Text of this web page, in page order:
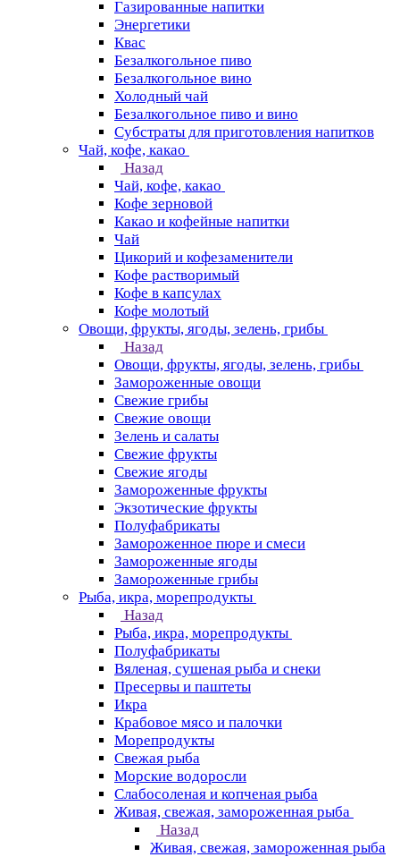
Газированные напитки
Энергетики
Квас
Безалкогольное пиво
Безалкогольное вино
Холодный чай
Безалкогольное пиво и вино
Субстраты для приготовления напитков
Чай, кофе, какао
Назад
Чай, кофе, какао
Кофе зерновой
Какао и кофейные напитки
Чай
Цикорий и кофезаменители
Кофе растворимый
Кофе в капсулах
Кофе молотый
Овощи, фрукты, ягоды, зелень, грибы
Назад
Овощи, фрукты, ягоды, зелень, грибы
Замороженные овощи
Свежие грибы
Свежие овощи
Зелень и салаты
Свежие фрукты
Свежие ягоды
Замороженные фрукты
Экзотические фрукты
Полуфабрикаты
Замороженное пюре и смеси
Замороженные ягоды
Замороженные грибы
Рыба, икра, морепродукты
Назад
Рыба, икра, морепродукты
Полуфабрикаты
Вяленая, сушеная рыба и снеки
Пресервы и паштеты
Икра
Крабовое мясо и палочки
Морепродукты
Свежая рыба
Морские водоросли
Слабосоленая и копченая рыба
Живая, свежая, замороженная рыба
Назад
Живая, свежая, замороженная рыба